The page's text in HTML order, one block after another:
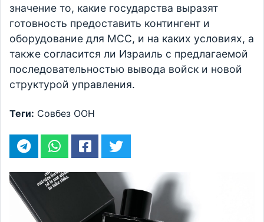
значение то, какие государства выразят
готовность предоставить контингент и
оборудование для МСС, и на каких условиях, а
также согласится ли Израиль с предлагаемой
последовательностью вывода войск и новой
структурой управления.
Теги: Совбез ООН